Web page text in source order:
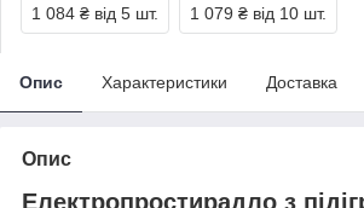
1 084 ₴ від 5 шт. 1 079 ₴ від 10 шт.
Опис Характеристики Доставка
Опис
Електропростирадло з